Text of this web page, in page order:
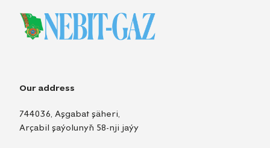
Our address
744036, Aşgabat şäheri,
Arçabil şaýolunyň 58-nji jaýy